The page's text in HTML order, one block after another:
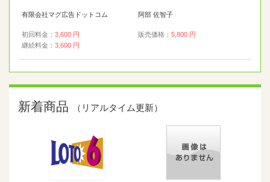
有限会社マグ広告ドットコム
初回料金： 3,600 円
継続料金： 3,600 円
阿部 佐智子
販売価格： 5,800 円
新着商品 （リアルタイム更新）